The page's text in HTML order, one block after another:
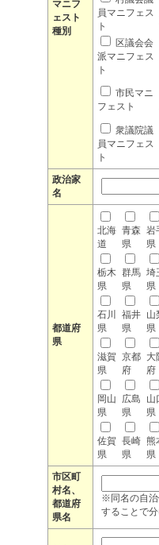
マニフ
ェスト
種別
員マニフェス
ト
区議会会
派マニフェス
ト
市民マニ
フェスト
衆議院議
員マニフェス
ト
政治家
名
都道府
県
北海
道
青森
県
岩
県
栃木
県
群馬
県
埼
県
石川
県
福井
県
山
県
滋賀
県
京都
府
大
府
岡山
県
広島
県
山
県
佐賀
県
長崎
県
熊
県
市区町
村名、
都道府
県名
※同名の自治
することで